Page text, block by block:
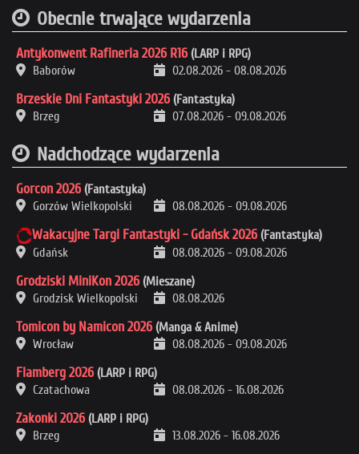
Obecnie trwające wydarzenia
Antykonwent Rafineria 2026 R16 (LARP i RPG)
Baborów
02.08.2026 - 08.08.2026
Brzeskie Dni Fantastyki 2026 (Fantastyka)
Brzeg
07.08.2026 - 09.08.2026
Nadchodzące wydarzenia
Gorcon 2026 (Fantastyka)
Gorzów Wielkopolski
08.08.2026 - 09.08.2026
Wakacyjne Targi Fantastyki - Gdańsk 2026 (Fantastyka)
Gdańsk
08.08.2026 - 09.08.2026
Grodziski MiniKon 2026 (Mieszane)
Grodzisk Wielkopolski
08.08.2026
Tomicon by Namicon 2026 (Manga & Anime)
Wrocław
08.08.2026 - 09.08.2026
Flamberg 2026 (LARP i RPG)
Czatachowa
08.08.2026 - 16.08.2026
Zakonki 2026 (LARP i RPG)
Brzeg
13.08.2026 - 16.08.2026